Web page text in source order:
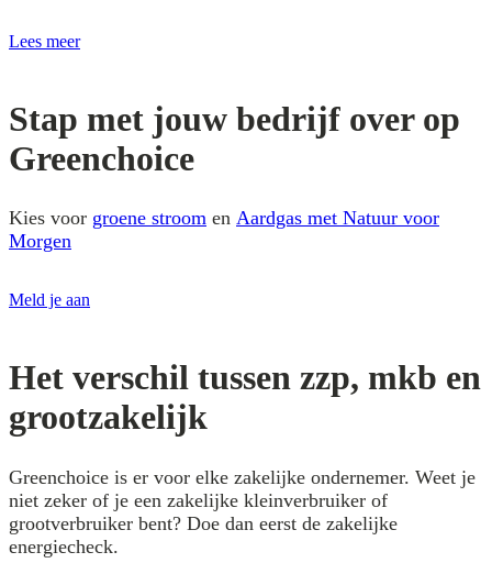
Lees meer
Stap met jouw bedrijf over op
Greenchoice
Kies voor groene stroom en Aardgas met Natuur voor
Morgen
Meld je aan
Het verschil tussen zzp, mkb en
grootzakelijk
Greenchoice is er voor elke zakelijke ondernemer. Weet je
niet zeker of je een zakelijke kleinverbruiker of
grootverbruiker bent? Doe dan eerst de zakelijke
energiecheck.